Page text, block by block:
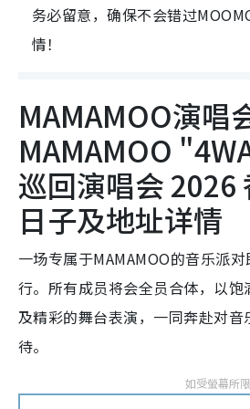
务必留意，确保不会错过
情！
MAMAMOO演唱
MAMAMOO
巡回演唱会 2026
日子及地址详情
一场专属于MAMAMOO的音乐派
行。所有成员将会全员合体，以饱
及精彩的舞台表演，一同奔赴对音
待。